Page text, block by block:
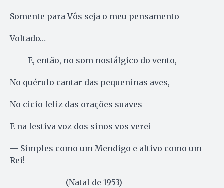
Somente para Vôs seja o meu pensamento
Voltado…
E, então, no som nostálgico do vento,
No quérulo cantar das pequeninas aves,
No cicio feliz das orações suaves
E na festiva voz dos sinos vos verei
— Simples como um Mendigo e altivo como um
Rei!
(Natal de 1953)